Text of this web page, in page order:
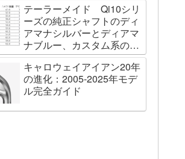
テーラーメイド Qi10シリ
ーズの純正シャフトのディ
アマナシルバーとディアマ
ナブルー、カスタム系の
SPEEDER NK BLACK、
TOUR AD VF、Diamana
WBの振動数を測ってみた
キャロウェイアイアン20年
の進化：2005-2025年モデ
ル完全ガイド